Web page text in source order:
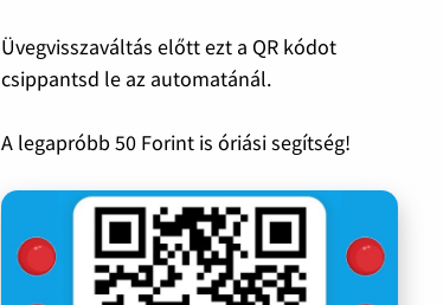
Üvegvisszaváltás előtt ezt a QR kódot
csippantsd le az automatánál.
A legapróbb 50 Forint is óriási segítség!